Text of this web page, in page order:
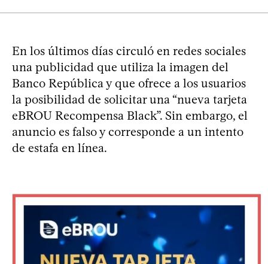
En los últimos días circuló en redes sociales
una publicidad que utiliza la imagen del
Banco República y que ofrece a los usuarios
la posibilidad de solicitar una “nueva tarjeta
eBROU Recompensa Black”. Sin embargo, el
anuncio es falso y corresponde a un intento
de estafa en línea.